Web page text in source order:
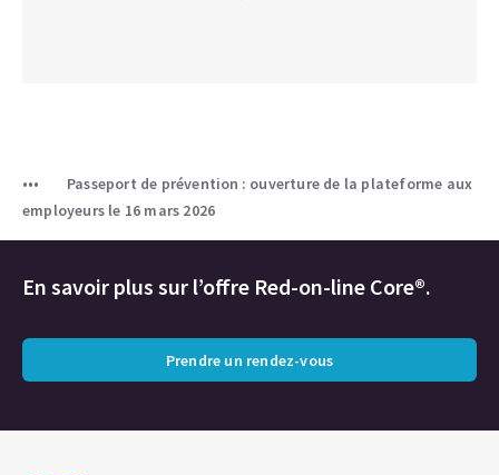
Passeport de prévention : ouverture de la plateforme aux
employeurs le 16 mars 2026
En savoir plus sur l’offre Red-on-line Core®.
Prendre un rendez-vous